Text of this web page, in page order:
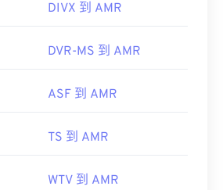
DIVX 到 AMR
DVR-MS 到 AMR
ASF 到 AMR
TS 到 AMR
WTV 到 AMR